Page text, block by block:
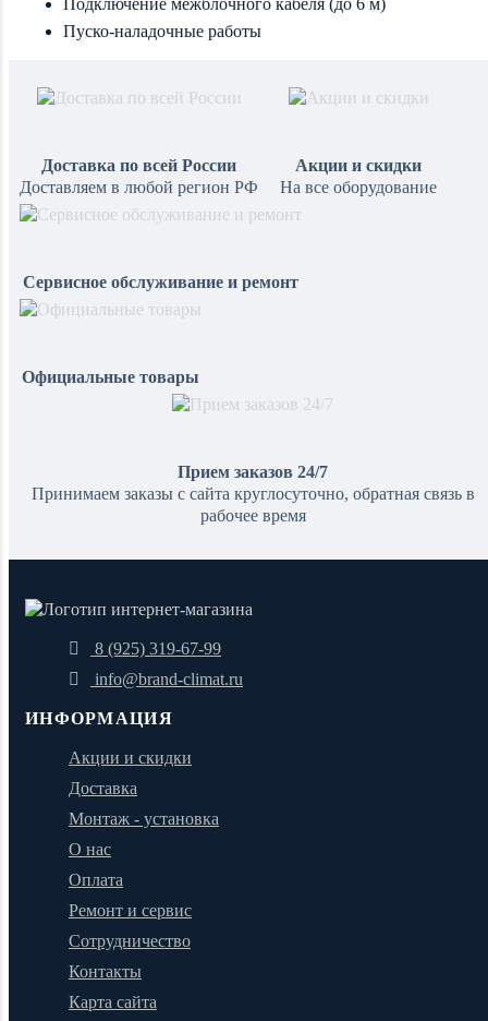
Подключение межблочного кабеля (до 6 м)
Пуско-наладочные работы
Доставка по всей России
Доставляем в любой регион РФ
Акции и скидки
На все оборудование
Сервисное обслуживание и ремонт
Официальные товары
Прием заказов 24/7
Принимаем заказы с сайта круглосуточно, обратная связь в
рабочее время
8 (925) 319-67-99
info@brand-climat.ru
ИНФОРМАЦИЯ
Акции и скидки
Доставка
Монтаж - установка
О нас
Оплата
Ремонт и сервис
Сотрудничество
Контакты
Карта сайта